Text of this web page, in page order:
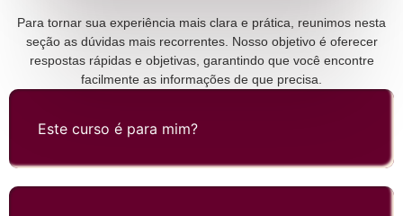
Para tornar sua experiência mais clara e prática, reunimos nesta
seção as dúvidas mais recorrentes. Nosso objetivo é oferecer
respostas rápidas e objetivas, garantindo que você encontre
facilmente as informações de que precisa.
Este curso é para mim?